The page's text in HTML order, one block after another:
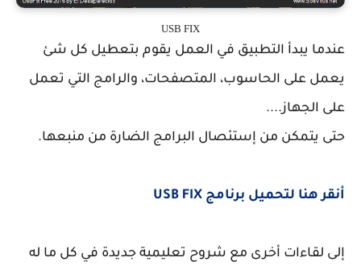
USB FIX
عندما يبدأ التطبيق في العمل يقوم بتعطيل كل شئ
يعمل على الحاسوب، المتصفحات، والرامج التي تعمل
على الجهاز....
حتى يتمكن من إستئصال البرامج الضارة من منبعها.
أنقر هنا لتحميل برنامج USB FIX
إلى لقاءات أخرى مع شروح تعليمية جديدة في كل ما له